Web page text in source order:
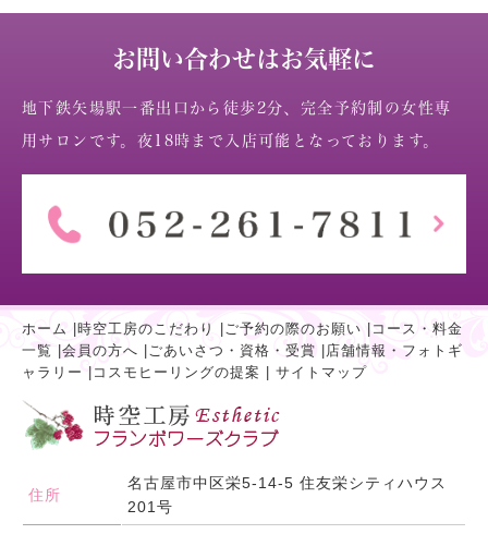
お問い合わせはお気軽に
地下鉄矢場駅一番出口から徒歩2分、完全予約制の女性専
用サロンです。夜18時まで入店可能となっております。
ホーム 時空工房のこだわり ご予約の際のお願い
コース・料金
一覧
会員の方へ ごあいさつ・資格・受賞
店舗情報・フォトギ
ャラリー
コスモヒーリングの提案 サイトマップ
住所
名古屋市中区栄5-14-5 住友栄シティハウス
201号